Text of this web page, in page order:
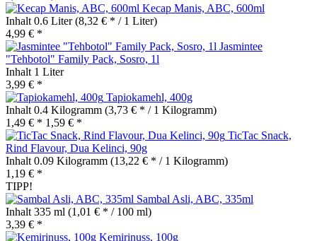
Kecap Manis, ABC, 600ml
Inhalt 0.6 Liter(8,32 € * / 1 Liter)
4,99 € *
Jasmintee
"Tehbotol" Family Pack, Sosro, 1l
Inhalt 1 Liter
3,99 € *
Tapiokamehl, 400g
Inhalt 0.4 Kilogramm (3,73 € * / 1 Kilogramm)
1,49 € * 1,59 € *
TicTac Snack,
Rind Flavour, Dua Kelinci, 90g
Inhalt 0.09 Kilogramm (13,22 € * / 1 Kilogramm)
1,19 € *
TIPP!
Sambal Asli, ABC, 335ml
Inhalt 335 ml (1,01 € * / 100 ml)
3,39 € *
Kemirinuss, 100g